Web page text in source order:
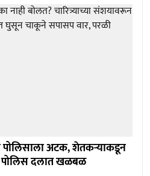
पोलिसाला अटक, शेतकऱ्याकडून
दलात खळबळ